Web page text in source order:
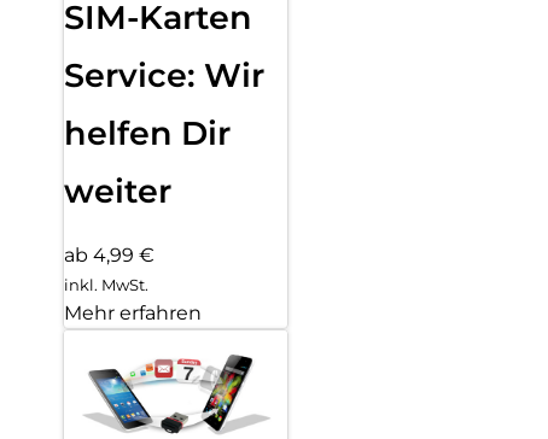
SIM-Karten
Service: Wir
helfen Dir
weiter
ab 4,99 €
inkl. MwSt.
Mehr erfahren